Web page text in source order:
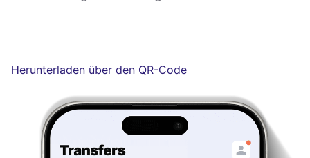
Herunterladen über den QR-Code